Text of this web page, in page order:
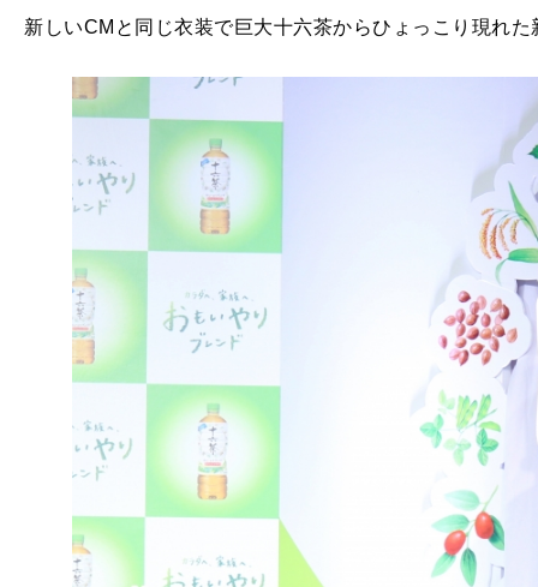
新しいCMと同じ衣装で巨大十六茶からひょっこり現れた